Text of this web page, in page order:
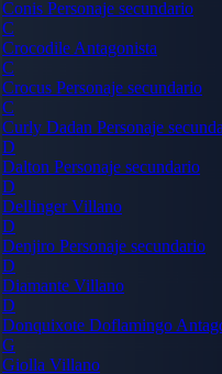
Conis Personaje secundario
C
Crocodile Antagonista
C
Crocus Personaje secundario
C
Curly Dadan Personaje
D
Dalton Personaje secundario
D
DellingerVillano
D
Denjiro Personaje secundario
D
Diamante Villano
D
Donquixote Doflamingo
G
Giolla Villano